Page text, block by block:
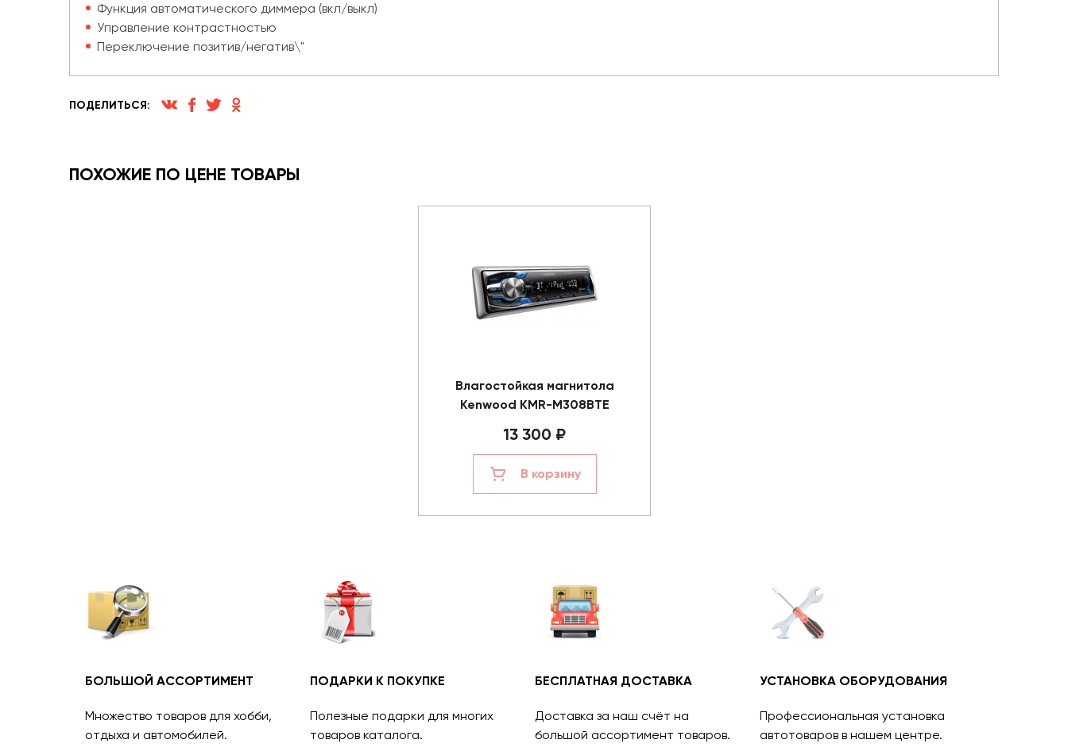
Функция автоматического диммера (вкл/выкл)
Управление контрастностью
Переключение позитив/негатив\"
ПОДЕЛИТЬСЯ:
ПОХОЖИЕ ПО ЦЕНЕ ТОВАРЫ
Влагостойкая магнитола
Kenwood KMR-M308BTE
13 300 ₽
В корзину
БОЛЬШОЙ АССОРТИМЕНТ
Множество товаров для хобби,
отдыха и автомобилей.
ПОДАРКИ К ПОКУПКЕ
Полезные подарки для многих
товаров каталога.
БЕСПЛАТНАЯ ДОСТАВКА
Доставка за наш счёт на
большой ассортимент товаров.
УСТАНОВКА ОБОРУДОВАНИЯ
Профессиональная установка
автотоваров в нашем центре.